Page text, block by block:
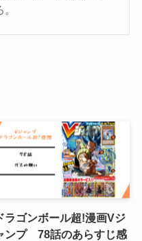
ラゴンボール超!漫画Vジ
ンプ 78話のあらすじ感